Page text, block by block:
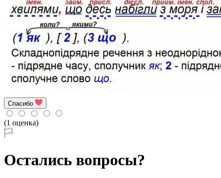
Спасибо
(1 оценка)
Остались вопросы?